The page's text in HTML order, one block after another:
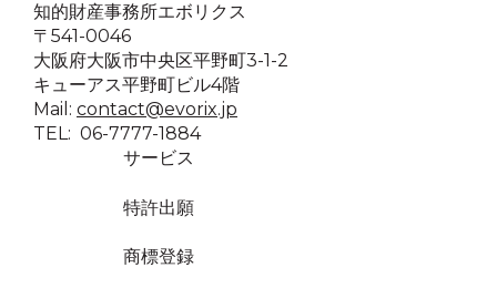
知的財産事務所エボリクス
〒541-0046
大阪府大阪市中央区平野町3-1-2
キューアス平野町ビル4階
Mail: contact@evorix.jp
TEL: 06-7777-1884
サービス
特許出願
商標登録